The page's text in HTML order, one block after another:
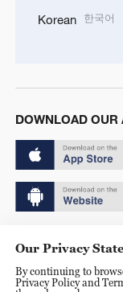
Korean 한국어
DOWNLOAD OUR
京ICP备20000184号
Our Privacy
By continuing to
Privacy Policy and